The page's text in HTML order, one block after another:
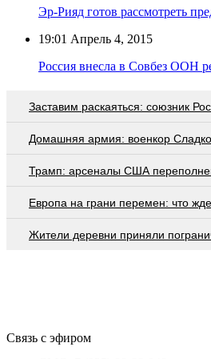
Эр-Рияд готов рассмотреть
19:01 Апрель 4, 2015
Россия внесла в Совбез ООН
Заставим раскаяться: союзник
Домашняя армия: военкор
Трамп: арсеналы США
Европа на грани перемен: что
Жители деревни приняли
Связь с эфиром